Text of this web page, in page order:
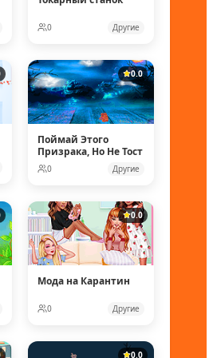
0 Другие
0.0
Поймай Этого
Призрака, Но Не Тост
0 Другие
0.0
Мода на Карантин
0 Другие
0.0